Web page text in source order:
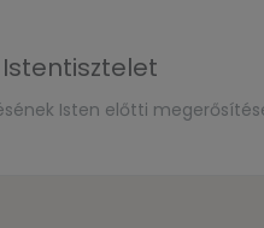
Isten előtti